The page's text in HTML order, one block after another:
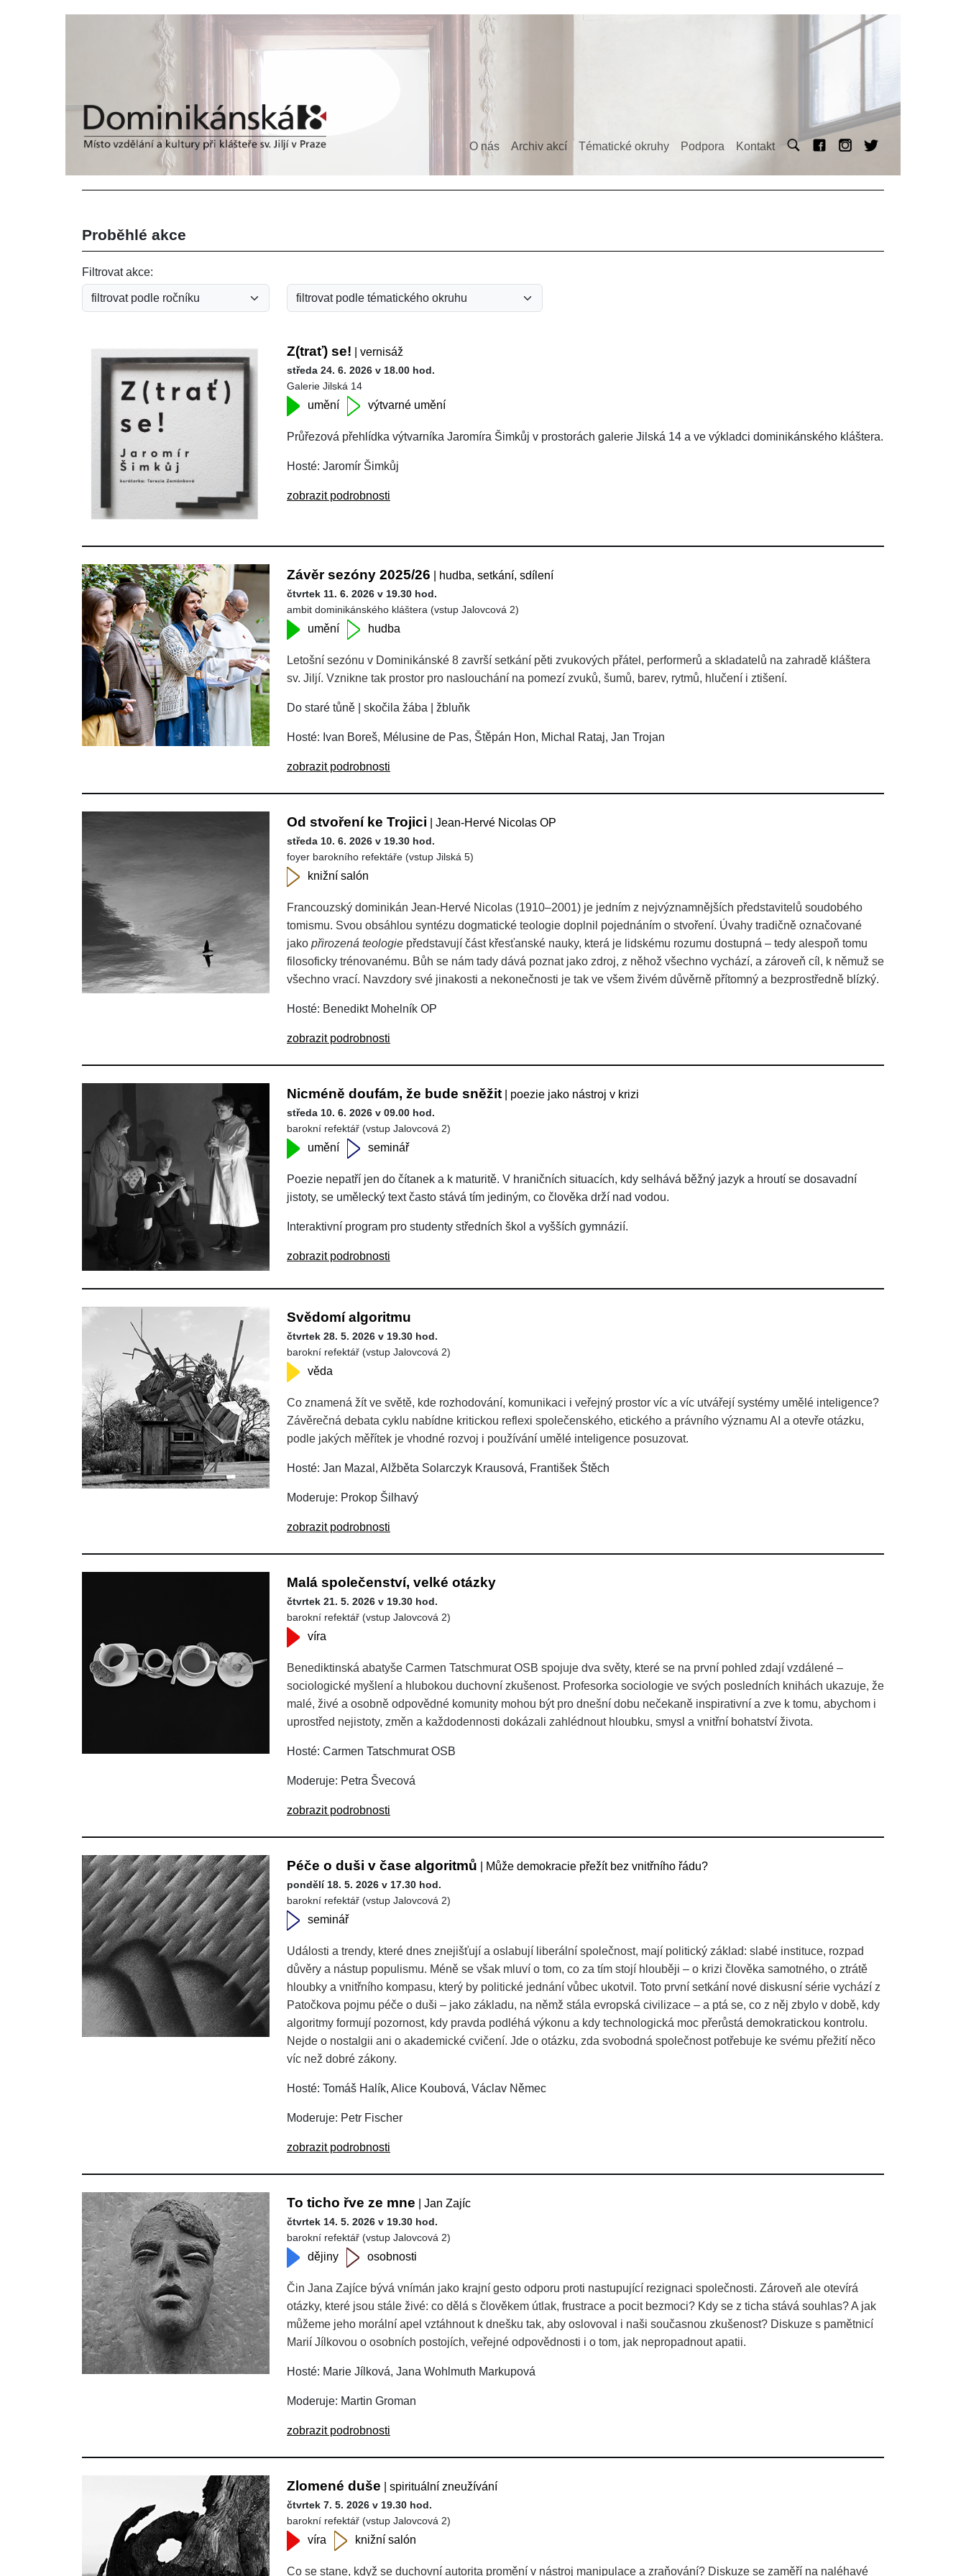
O nás Archiv akcí Tématické okruhy Podpora Kontakt
Proběhlé akce
Filtrovat akce:
Z(trať) se! | vernisáž
středa 24. 6. 2026 v 18.00 hod.
Galerie Jilská 14
umění výtvarné umění
Průřezová přehlídka výtvarníka Jaromíra Šimkůj v prostorách galerie Jilská 14 a ve výkladci dominikánského kláštera.
Hosté: Jaromír Šimkůj
zobrazit podrobnosti
Závěr sezóny 2025/26 | hudba, setkání, sdílení
čtvrtek 11. 6. 2026 v 19.30 hod.
ambit dominikánského kláštera (vstup Jalovcová 2)
umění hudba
Letošní sezónu v Dominikánské 8 završí setkání pěti zvukových přátel, performerů a skladatelů na zahradě kláštera
sv. Jiljí. Vznikne tak prostor pro naslouchání na pomezí zvuků, šumů, barev, rytmů, hlučení i ztišení.
Do staré tůně | skočila žába | žbluňk
Hosté: Ivan Boreš, Mélusine de Pas, Štěpán Hon, Michal Rataj, Jan Trojan
zobrazit podrobnosti
Od stvoření ke Trojici | Jean-Hervé Nicolas OP
středa 10. 6. 2026 v 19.30 hod.
foyer barokního refektáře (vstup Jilská 5)
knižní salón
Francouzský dominikán Jean-Hervé Nicolas (1910–2001) je jedním z nejvýznamnějších představitelů soudobého
tomismu. Svou obsáhlou syntézu dogmatické teologie doplnil pojednáním o stvoření. Úvahy tradičně označované
jako přirozená teologie představují část křesťanské nauky, která je lidskému rozumu dostupná – tedy alespoň tomu
filosoficky trénovanému. Bůh se nám tady dává poznat jako zdroj, z něhož všechno vychází, a zároveň cíl, k němuž se
všechno vrací. Navzdory své jinakosti a nekonečnosti je tak ve všem živém důvěrně přítomný a bezprostředně blízký.
Hosté: Benedikt Mohelník OP
zobrazit podrobnosti
Nicméně doufám, že bude sněžit | poezie jako nástroj v krizi
středa 10. 6. 2026 v 09.00 hod.
barokní refektář (vstup Jalovcová 2)
umění seminář
Poezie nepatří jen do čítanek a k maturitě. V hraničních situacích, kdy selhává běžný jazyk a hroutí se dosavadní
jistoty, se umělecký text často stává tím jediným, co člověka drží nad vodou.
Interaktivní program pro studenty středních škol a vyšších gymnázií.
zobrazit podrobnosti
Svědomí algoritmu
čtvrtek 28. 5. 2026 v 19.30 hod.
barokní refektář (vstup Jalovcová 2)
věda
Co znamená žít ve světě, kde rozhodování, komunikaci i veřejný prostor víc a víc utvářejí systémy umělé inteligence?
Závěrečná debata cyklu nabídne kritickou reflexi společenského, etického a právního významu AI a otevře otázku,
podle jakých měřítek je vhodné rozvoj i používání umělé inteligence posuzovat.
Hosté: Jan Mazal, Alžběta Solarczyk Krausová, František Štěch
Moderuje: Prokop Šilhavý
zobrazit podrobnosti
Malá společenství, velké otázky
čtvrtek 21. 5. 2026 v 19.30 hod.
barokní refektář (vstup Jalovcová 2)
víra
Benediktinská abatyše Carmen Tatschmurat OSB spojuje dva světy, které se na první pohled zdají vzdálené –
sociologické myšlení a hlubokou duchovní zkušenost. Profesorka sociologie ve svých posledních knihách ukazuje, že
malé, živé a osobně odpovědné komunity mohou být pro dnešní dobu nečekaně inspirativní a zve k tomu, abychom i
uprostřed nejistoty, změn a každodennosti dokázali zahlédnout hloubku, smysl a vnitřní bohatství života.
Hosté: Carmen Tatschmurat OSB
Moderuje: Petra Švecová
zobrazit podrobnosti
Péče o duši v čase algoritmů | Může demokracie přežít bez vnitřního řádu?
pondělí 18. 5. 2026 v 17.30 hod.
barokní refektář (vstup Jalovcová 2)
seminář
Události a trendy, které dnes znejišťují a oslabují liberální společnost, mají politický základ: slabé instituce, rozpad
důvěry a nástup populismu. Méně se však mluví o tom, co za tím stojí hlouběji – o krizi člověka samotného, o ztrátě
hloubky a vnitřního kompasu, který by politické jednání vůbec ukotvil. Toto první setkání nové diskusní série vychází z
Patočkova pojmu péče o duši – jako základu, na němž stála evropská civilizace – a ptá se, co z něj zbylo v době, kdy
algoritmy formují pozornost, kdy pravda podléhá výkonu a kdy technologická moc přerůstá demokratickou kontrolu.
Nejde o nostalgii ani o akademické cvičení. Jde o otázku, zda svobodná společnost potřebuje ke svému přežití něco
víc než dobré zákony.
Hosté: Tomáš Halík, Alice Koubová, Václav Němec
Moderuje: Petr Fischer
zobrazit podrobnosti
To ticho řve ze mne | Jan Zajíc
čtvrtek 14. 5. 2026 v 19.30 hod.
barokní refektář (vstup Jalovcová 2)
dějiny osobnosti
Čin Jana Zajíce bývá vnímán jako krajní gesto odporu proti nastupující rezignaci společnosti. Zároveň ale otevírá
otázky, které jsou stále živé: co dělá s člověkem útlak, frustrace a pocit bezmoci? Kdy se z ticha stává souhlas? A jak
můžeme jeho morální apel vztáhnout k dnešku tak, aby oslovoval i naši současnou zkušenost? Diskuze s pamětnicí
Marií Jílkovou o osobních postojích, veřejné odpovědnosti i o tom, jak nepropadnout apatii.
Hosté: Marie Jílková, Jana Wohlmuth Markupová
Moderuje: Martin Groman
zobrazit podrobnosti
Zlomené duše | spirituální zneužívání
čtvrtek 7. 5. 2026 v 19.30 hod.
barokní refektář (vstup Jalovcová 2)
víra knižní salón
Co se stane, když se duchovní autorita promění v nástroj manipulace a zraňování? Diskuze se zaměří na naléhavé